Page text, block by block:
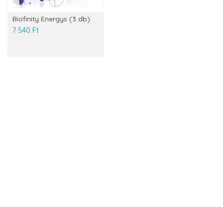
Biofinity Energys (3 db)
7 540 Ft